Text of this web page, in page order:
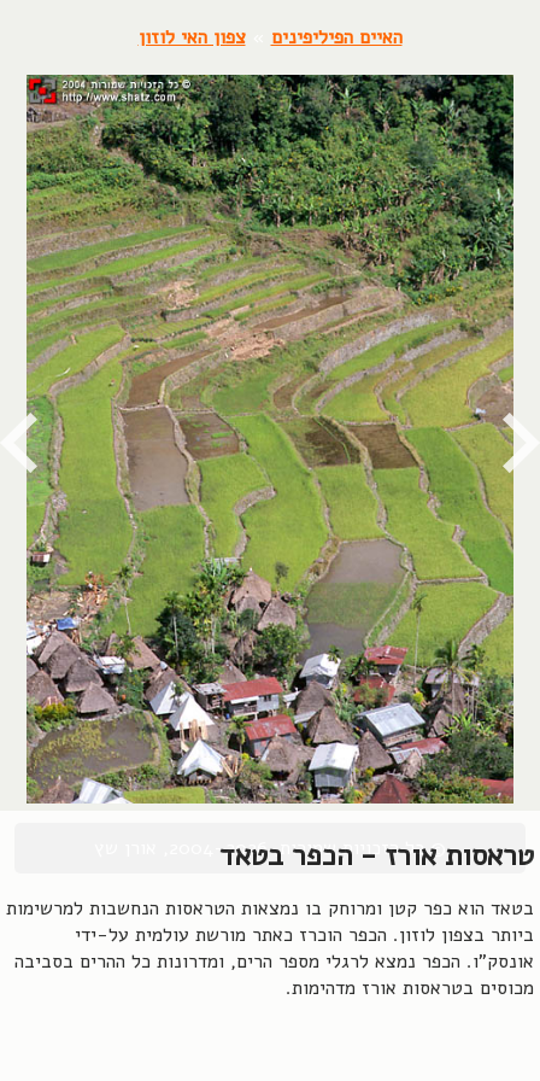
האיים הפיליפינים »צפון האי לוזון
טראסות אורז - הכפר בטאד
בטאד הוא כפר קטן ומרוחק בו נמצאות הטראסות הנחשבות למרשימות
ביותר בצפון לוזון. הכפר הוכרז כאתר מורשת עולמית על-ידי
אונסק"ו. הכפר נמצא לרגלי מספר הרים, ומדרונות כל ההרים בסביבה
מכוסים בטראסות אורז מדהימות.
© כל הזכויות שמורות, 2004-2026, אורן שץ